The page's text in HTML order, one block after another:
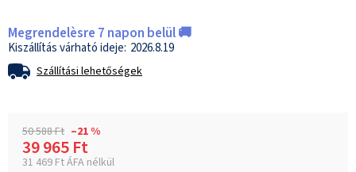
Megrendelèsre 7 napon belül 🚚
2026.8.19
Szállítási lehetőségek
50 588 Ft –21 %
39 965 Ft
31 469 Ft ÁFA nélkül